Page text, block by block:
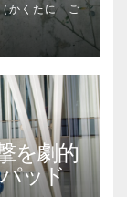
かくたに ご
を劇的
ッド